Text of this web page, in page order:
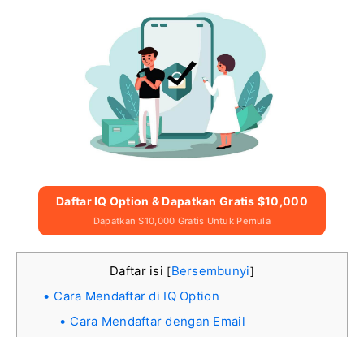
Daftar IQ Option & Dapatkan Gratis $10,000
Dapatkan $10,000 Gratis Untuk Pemula
Daftar isi [Bersembunyi]
Cara Mendaftar di IQ Option
Cara Mendaftar dengan Email